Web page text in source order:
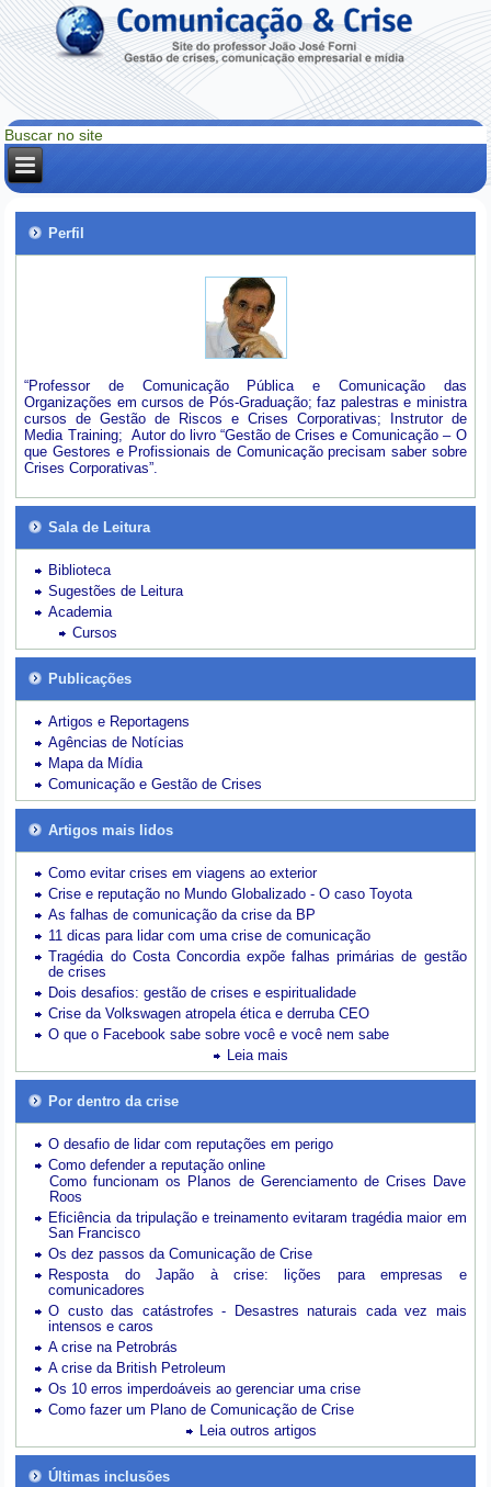
Perfil
“Professor de Comunicação Pública e Comunicação das
Organizações em cursos de Pós-Graduação; faz palestras e ministra
cursos de Gestão de Riscos e Crises Corporativas; Instrutor de
Media Training; Autor do livro “Gestão de Crises e Comunicação – O
que Gestores e Profissionais de Comunicação precisam saber sobre
Crises Corporativas”.
Sala de Leitura
Biblioteca
Sugestões de Leitura
Academia
Cursos
Publicações
Artigos e Reportagens
Agências de Notícias
Mapa da Mídia
Comunicação e Gestão de Crises
Artigos mais lidos
Como evitar crises em viagens ao exterior
Crise e reputação no Mundo Globalizado - O caso Toyota
As falhas de comunicação da crise da BP
11 dicas para lidar com uma crise de comunicação
Tragédia do Costa Concordia expõe falhas primárias de gestão
de crises
Dois desafios: gestão de crises e espiritualidade
Crise da Volkswagen atropela ética e derruba CEO
O que o Facebook sabe sobre você e você nem sabe
Leia mais
Por dentro da crise
O desafio de lidar com reputações em perigo
Como defender a reputação online
Como funcionam os Planos de Gerenciamento de Crises Dave
Roos
Eficiência da tripulação e treinamento evitaram tragédia maior em
San Francisco
Os dez passos da Comunicação de Crise
Resposta do Japão à crise: lições para empresas e
comunicadores
O custo das catástrofes -
Desastres naturais cada vez mais
intensos e caros
A crise na Petrobrás
A crise da British Petroleum
Os 10 erros imperdoáveis ao gerenciar uma crise
Como fazer um Plano de Comunicação de Crise
Leia outros artigos
Últimas inclusões